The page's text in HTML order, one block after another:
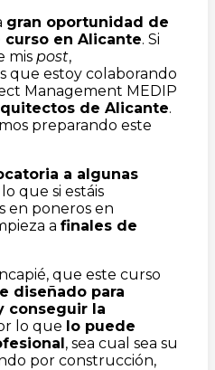
gran oportunidad de
en Alicante. Si
mis post,
que estoy colaborando
Management MEDIP
de Alicante.
preparando este
a algunas
que si estáis
en poneros en
a finales de
que este curso
diseñado para
conseguir la
lo que lo puede
, sea cual sea su
por construcción,